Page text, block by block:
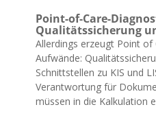
Point-of-Care-
Qualitätssicherung
Allerdings erzeugt Point of
Aufwände:
Schnittstellen zu KIS und
Verantwortung für
müssen in die Kalkulation